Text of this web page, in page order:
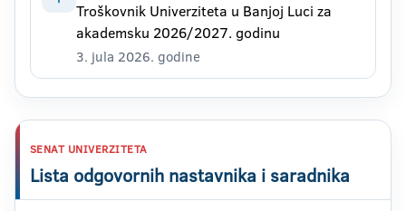
Troškovnik Univerziteta u Banjoj Luci za
akademsku 2026/2027. godinu
3. jula 2026. godine
SENAT UNIVERZITETA
Lista odgovornih nastavnika i saradnika